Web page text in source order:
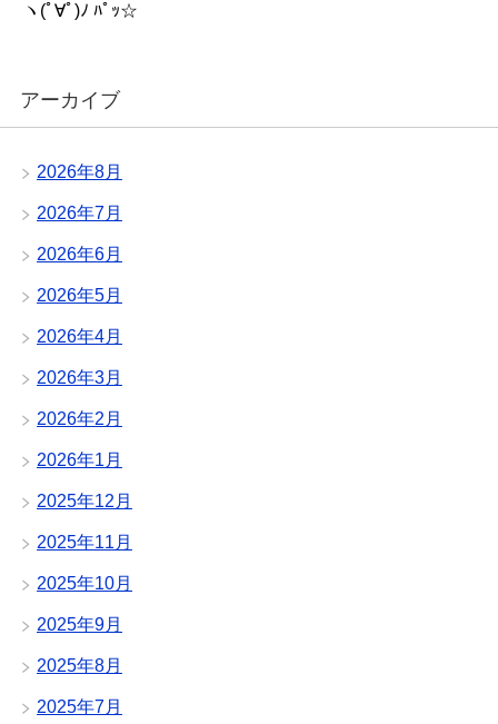
ヽ(ﾟ∀ﾟ)ﾉ ﾊﾟｯ☆
アーカイブ
2026年8月
2026年7月
2026年6月
2026年5月
2026年4月
2026年3月
2026年2月
2026年1月
2025年12月
2025年11月
2025年10月
2025年9月
2025年8月
2025年7月